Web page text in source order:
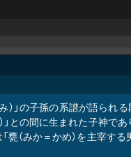
）」の子孫の系譜が語られ
」との間に生まれた子神であ
甕（みか＝かめ）を主宰す